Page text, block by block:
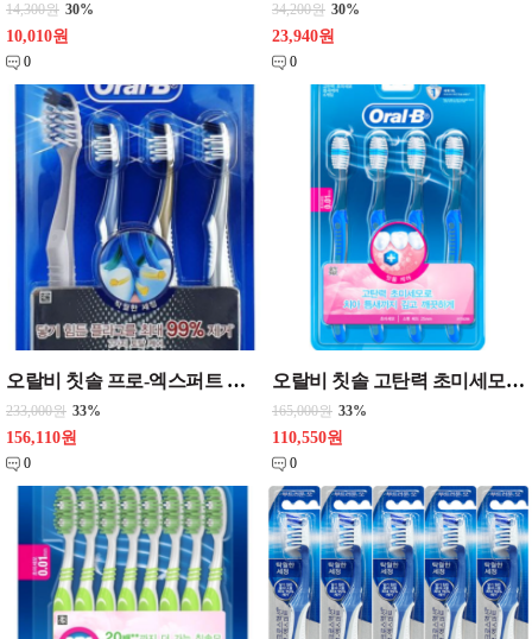
14,300원 30%
10,010원
0
34,200원 30%
23,940원
0
오랄비 칫솔 프로-엑스퍼트 클리니컬 프로플렉스 3입_{12개 한통판매}
233,000원 33%
156,110원
0
오랄비 칫솔 고탄력 초미세모 틈새케어 4입_{12개 한통단위판매} 치솔 미세모
165,000원 33%
110,550원
0